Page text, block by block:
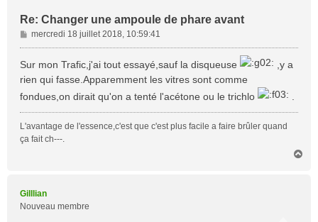
Re: Changer une ampoule de phare avant
M
e
a
g
e
mercredi 18 juillet 2018, 10:59:41
Sur mon Trafic,j'ai tout essayé,sauf la disqueuse
,y a
rien qui fasse.Apparemment les vitres sont comme
fondues,on dirait qu'on a tenté l'acétone ou le trichlo
L'avantage de l'essence,c'est que c'est plus facile a faire brûler quand
ça fait ch---.
Gilllian
Nouveau membre